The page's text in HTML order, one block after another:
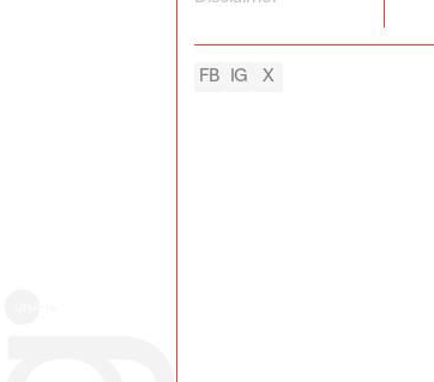
FB IG X